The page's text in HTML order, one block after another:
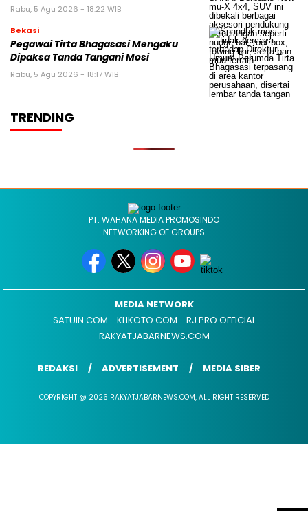
Rabu, 5 Agu 2026 - 18:22 WIB
Bekasi
Pegawai Tirta Bhagasasi Mengaku
Dipaksa Tanda Tangani Mosi
Rabu, 5 Agu 2026 - 18:17 WIB
TRENDING
PT. WAHANA MEDIA PROMOSINDO
NETWORKING OF GROUPS
MEDIA NETWORK
SATUIN.COM
KLIKOTO.COM
RJ PRO OFFICIAL
RAKYATJABARNEWS.COM
REDAKSI ADVERTISEMENT MEDIA SIBER
COPYRIGHT @ 2026 RAKYATJABARNEWS.COM, ALL RIGHT RESERVED